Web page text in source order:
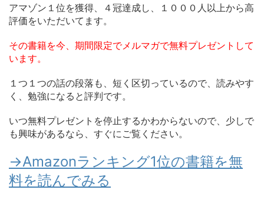
アマゾン１位を獲得、４冠達成し、１０００人以上から高
評価をいただいてます。
その書籍を今、期間限定でメルマガで無料プレゼントして
います。
１つ１つの話の段落も、短く区切っているので、読みやす
く、勉強になると評判です。
いつ無料プレゼントを停止するかわからないので、少しで
も興味があるなら、すぐにご覧ください。
→Amazonランキング1位の書籍を無
料を読んでみる